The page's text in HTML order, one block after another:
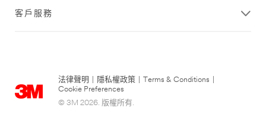
客戶服務
法律聲明 隱私權政策 Terms & Conditions
Cookie Preferences
© 3M 2026. 版權所有.